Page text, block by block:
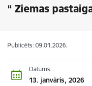
“ Ziemas
Publicēts: 09.01.2026.
Datums
13. janvāris, 2026